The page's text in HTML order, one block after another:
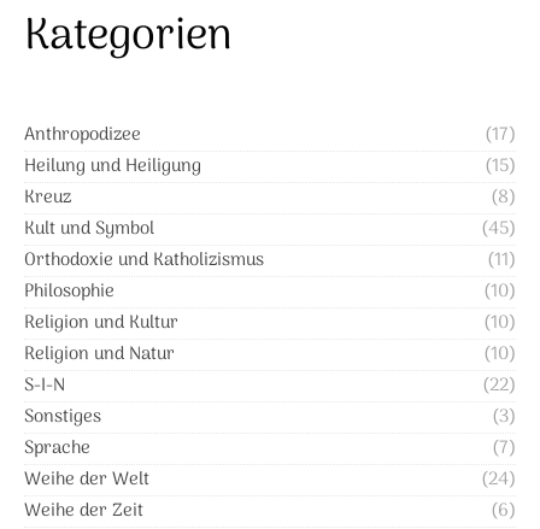
Kategorien
Anthropodizee
(17)
Heilung und Heiligung
(15)
Kreuz
(8)
Kult und Symbol
(45)
Orthodoxie und Katholizismus
(11)
Philosophie
(10)
Religion und Kultur
(10)
Religion und Natur
(10)
S-I-N
(22)
Sonstiges
(3)
Sprache
(7)
Weihe der Welt
(24)
Weihe der Zeit
(6)